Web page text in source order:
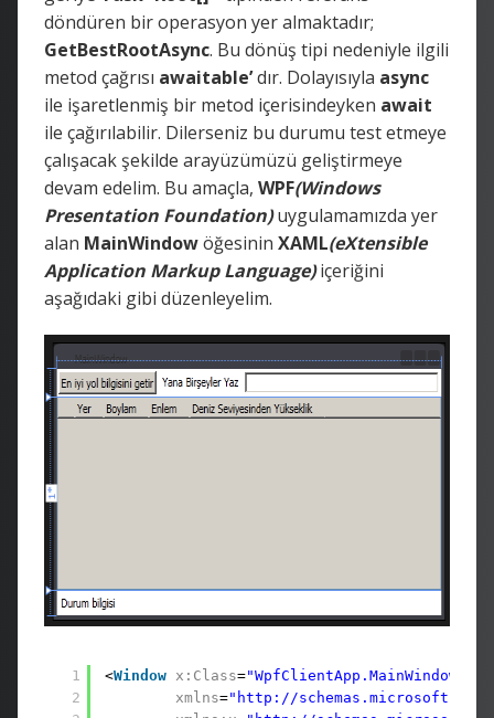
döndüren bir operasyon yer almaktadır;
GetBestRootAsync. Bu dönüş tipi nedeniyle ilgili
metod çağrısı awaitable’dır. Dolayısıyla async
ile işaretlenmiş bir metod içerisindeyken await
ile çağırılabilir. Dilerseniz bu durumu test etmeye
çalışacak şekilde arayüzümüzü geliştirmeye
devam edelim. Bu amaçla, WPF(Windows
Presentation Foundation)uygulamamızda yer
alan MainWindowöğesinin XAML(eXtensible
Application Markup Language)içeriğini
aşağıdaki gibi düzenleyelim.
1
2
<Window x:Class="WpfClientApp.MainWindow"
xmlns="http://